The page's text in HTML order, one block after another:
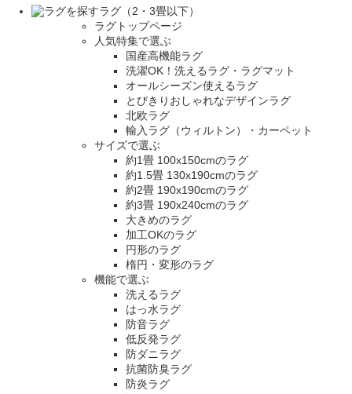
ラグ（2・3畳以下）
ラグトップページ
人気特集で選ぶ
国産高機能ラグ
洗濯OK！洗えるラグ・ラグマット
オールシーズン使えるラグ
とびきりおしゃれなデザインラグ
北欧ラグ
輸入ラグ（ウィルトン）・カーペット
サイズで選ぶ
約1畳 100x150cmのラグ
約1.5畳 130x190cmのラグ
約2畳 190x190cmのラグ
約3畳 190x240cmのラグ
大きめのラグ
加工OKのラグ
円形のラグ
楕円・変形のラグ
機能で選ぶ
洗えるラグ
はっ水ラグ
防音ラグ
低反発ラグ
防ダニラグ
抗菌防臭ラグ
防炎ラグ